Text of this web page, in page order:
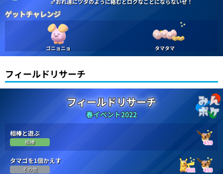
ゲットチャレンジ
ゴニョニョ タマタマ
フィールドリサーチ
フィールドリサーチ
春イベント2022
相棒と遊ぶ
相棒 459
タマゴを1個かえす
その他 402 459